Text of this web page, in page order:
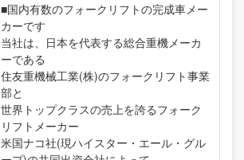
■国内有数のフォークリフトの完成車メー
カーです
当社は、日本を代表する総合重機メーカ
ーである
住友重機械工業(株)のフォークリフト事業
部と
世界トップクラスの売上を誇るフォーク
リフトメーカー
米国ナコ社(現ハイスター・エール・グル